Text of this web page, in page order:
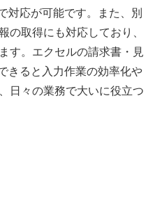
対応が可能です。また、別
の取得にも対応しており、
す。エクセルの請求書・見
きると入力作業の効率化や
日々の業務で大いに役立つ